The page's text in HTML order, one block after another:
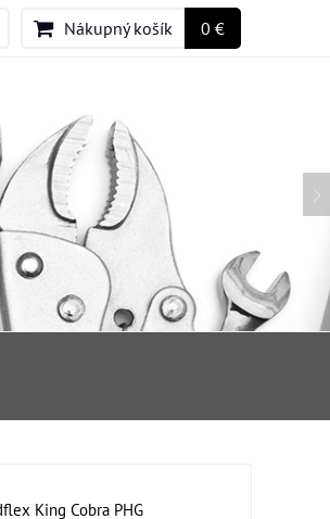
Nákupný košík 0 €
King Cobra PHG